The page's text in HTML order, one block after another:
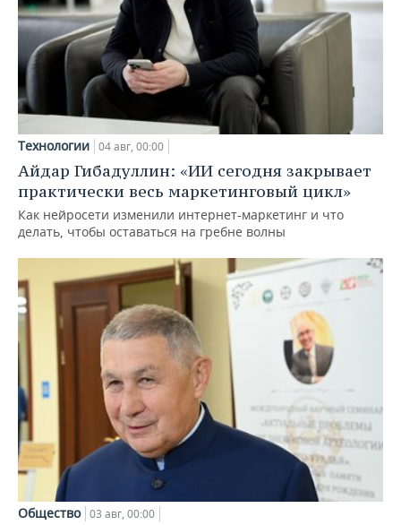
Технологии 04 авг, 00:00
Айдар Гибадуллин: «ИИ сегодня закрывает
практически весь маркетинговый цикл»
Как нейросети изменили интернет-маркетинг и что
делать, чтобы оставаться на гребне волны
Общество 03 авг, 00:00